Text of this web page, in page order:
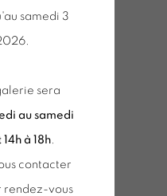
D'OEUVRES
samedi 3
sera
au samedi
à 18h.
contacter
rendez-vous